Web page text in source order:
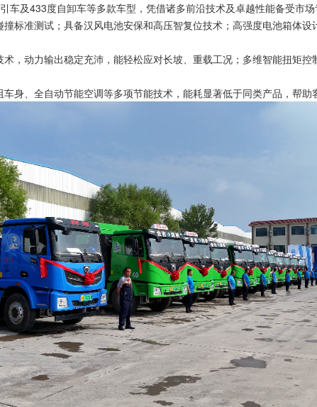
及433度自卸车等多款车型，凭借诸多前沿技术及卓越性能备受市场
标准测试；具备汉风电池安保和高压智复位技术；高强度电池箱体
，动力输出稳定充沛，能轻松应对长坡、重载工况；多维智能扭矩
身、全自动节能空调等多项节能技术，能耗显著低于同类产品，帮助